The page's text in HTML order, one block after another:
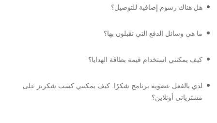
هل هناك رسوم إضافية للتوصيل؟
ما هي وسائل الدفع التي تقبلون بها؟
كيف يمكنني استخدام قيمة بطاقة الهدايا؟
لدي بالفعل عضوية برنامج شكرًا. كيف يمكنني كسب شكرنز على
مشترياتي أونلاين؟